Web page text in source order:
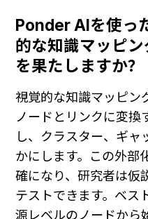
Ponder AIを使っ
的な知識マッピ
を果たしますか？
視覚的な知識マッピン
ノードとリンクに変換
し、クラスター、ギャ
かにします。この外部
確になり、研究者は仮
テストできます。ベス
源レベルのノードから